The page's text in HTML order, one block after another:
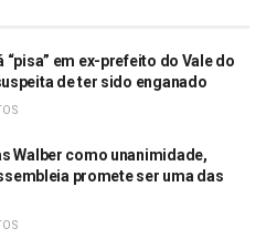
“pisa” em ex-prefeito do Vale do
de ter sido enganado
Walber como unanimidade,
promete ser uma das